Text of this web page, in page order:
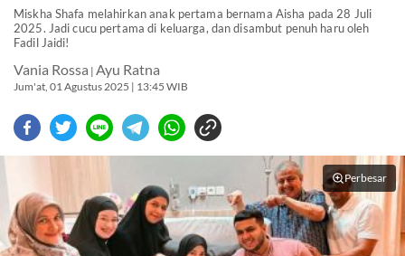
Miskha Shafa melahirkan anak pertama bernama Aisha pada 28 Juli
2025. Jadi cucu pertama di keluarga, dan disambut penuh haru oleh
Fadil Jaidi!
Vania Rossa | Ayu Ratna
Jum'at, 01 Agustus 2025 | 13:45 WIB
Perbesar